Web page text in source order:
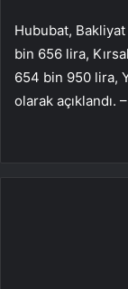
Hububat, Bakliyat
bin 656 lira,
654 bin 950 lira,
olarak açıklandı.